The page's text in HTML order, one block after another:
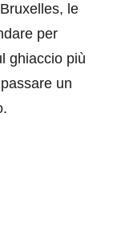
le
per
ghiaccio più
un